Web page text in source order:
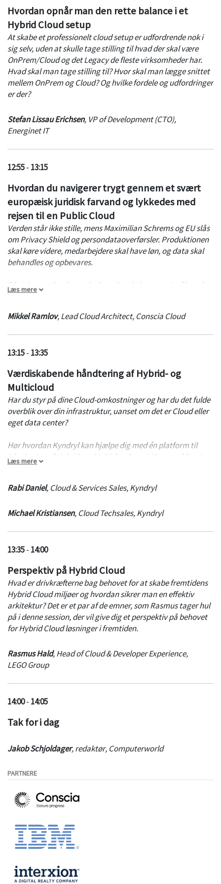
Hvordan opnår man den rette balance i et
Hybrid Cloud setup
At skabe et professionelt cloud setup er udfordrende nok i
sig selv, uden at skulle tage stilling til hvad der skal være
OnPrem/Cloud og det Legacy de fleste virksomheder har.
Hvad skal man tage stilling til? Hvor skal man lægge snittet
mellem OnPrem og Cloud? Og hvilke fordele og udfordringer
er der?
Stefan Lissau Erichsen, VP of Development (CTO),
Energinet IT
12:55- 13:15
Hvordan du navigerer trygt gennem et svært
europæisk juridisk farvand og lykkedes med
rejsen til en Public Cloud
Verden står ikke stille, mens Maximilian Schrems og EU slås
om Privacy Shield og persondataoverførsler. Produktionen
skal køre videre, medarbejdere skal have løn, og data skal
behandles og opbevares.
På oplægget her hører du, hvordan du kommer i mål med
din ”Cloud first” eller en ”Cloud only”-strategi.
rejse fra strategi til praksis. Han fortæller bla. om
udvikling i AWS, verdens største cloud leverandør
strategi til praksis
Og ikke mindst: hvordan man undgår skybrud ved at
sikre sin infrastruktur i skyen
Læs mere
Mikkel Ramlov,Lead Cloud Architect, Conscia Cloud
13:15- 13:35
Værdiskabende håndtering af Hybrid- og
Multicloud
Har du styr på dine Cloud-omkostninger og har du det fulde
overblik over din infrastruktur, uanset om det er Cloud eller
eget data center?
Hør hvordan Kyndryl kan hjælpe dig med én platform til
håndtering af Hybrid- og Multicloud samt Managed Services
til at hjælpe jer på vej.
Og har man virkelig behov for managed services i en Cloud
-Det mener vi i Kyndryl, og det er her vi skaber værdi,
Læs mere
Rabi Daniel, Cloud & Services Sales,Kyndryl
Michael Kristiansen, Cloud Techsales,Kyndryl
13:35- 14:00
Perspektiv på Hybrid Cloud
Hvad er drivkræfterne bag behovet for at skabe fremtidens
Hybrid Cloud miljøer og hvordan sikrer man en effektiv
arkitektur? Det er et par af de emner, som Rasmus tager hul
på i denne session, der vil give dig et perspektiv på behovet
for Hybrid Cloud løsninger i fremtiden.
Rasmus Hald,Head of Cloud & Developer Experience,
LEGO Group
14:00- 14:05
Tak for i dag
Jakob Schjoldager,redaktør, Computerworld
PARTNERE